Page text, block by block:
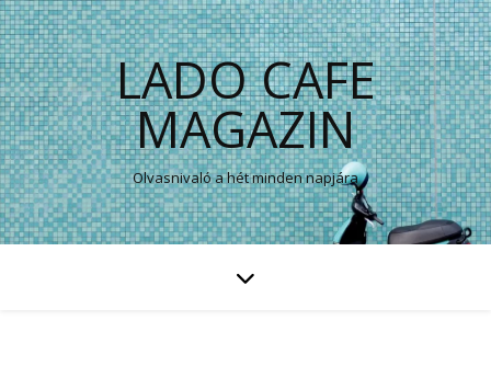
LADO CAFE
MAGAZIN
Olvasnivaló a hét minden napjára